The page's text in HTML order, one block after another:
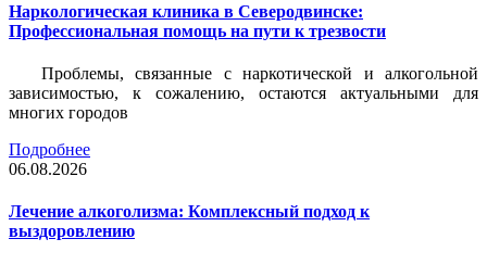
Наркологическая клиника в Северодвинске:
Профессиональная помощь на пути к трезвости
Проблемы, связанные с наркотической и алкогольной
зависимостью, к сожалению, остаются актуальными для
многих городов
Подробнее
06.08.2026
Лечение алкоголизма: Комплексный подход к
выздоровлению